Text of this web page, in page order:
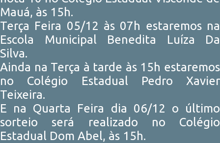
Mauá, às 15h.
Terça Feira 05/12 às 07h estaremos na
Escola Municipal Benedita Luíza Da
Silva.
Ainda na Terça à tarde às 15h estaremos
no Colégio Estadual Pedro Xavier
Teixeira.
E na Quarta Feira dia 06/12 o último
sorteio será realizado no Colégio
Estadual Dom Abel, às 15h.